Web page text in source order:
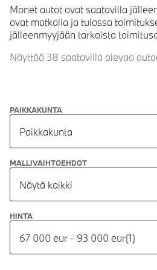
Monet autot ovat saatavilla
ovat matkalla ja tulossa
jälleenmyyjään tarkoista
Näyttää 38 saatavilla olevaa
PAIKKAKUNTA
Paikkakunta
MALLIVAIHTOEHDOT
Näytä kaikki
HINTA
67 000 eur - 93 000 eur(1)